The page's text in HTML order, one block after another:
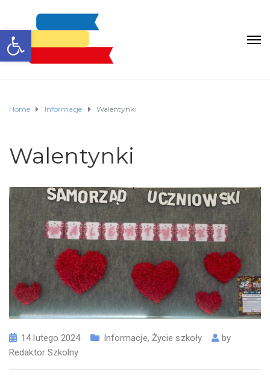
Otwórz pasek narzędzi
Home Informacje Walentynki
Walentynki
14 lutego 2024 Informacje, Życie szkoły
by
Redaktor Szkolny